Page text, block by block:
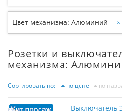
Цвет механизма: Алюминий ×
Розетки и
механизма:
Сортировать по: по цене по
Выключатель